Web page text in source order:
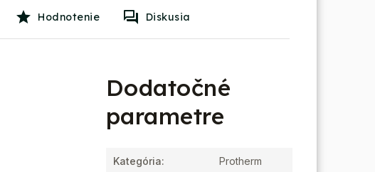
Hodnotenie Diskusia
Dodatočné
parametre
Kategória: Protherm